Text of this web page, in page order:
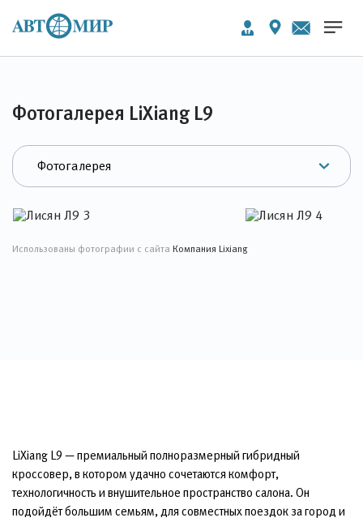
Фотогалерея LiXiang L9
Использованы фотографии с сайта Компания Lixiang
LiXiang L9 — премиальный полноразмерный гибридный
кроссовер, в котором удачно сочетаются комфорт,
технологичность и внушительное пространство салона. Он
подойдёт большим семьям, для совместных поездок за город и